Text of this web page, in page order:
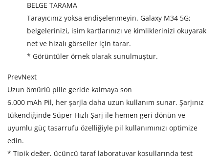
BELGE TARAMA
Tarayıcınız yoksa endişelenmeyin. Galaxy M34 5G;
belgelerinizi, isim kartlarınızı ve kimliklerinizi okuyarak
net ve hizalı görseller için tarar.
* Görüntüler örnek olarak sunulmuştur.
PrevNext
Uzun ömürlü pille geride kalmaya son
6.000 mAh Pil, her şarjla daha uzun kullanım sunar. Şarjınız
tükendiğinde Süper Hızlı Şarj ile hemen geri dönün ve
uyumlu güç tasarrufu özelliğiyle pil kullanımınızı optimize
edin.
* Tipik değer, üçüncü taraf laboratuvar koşullarında test